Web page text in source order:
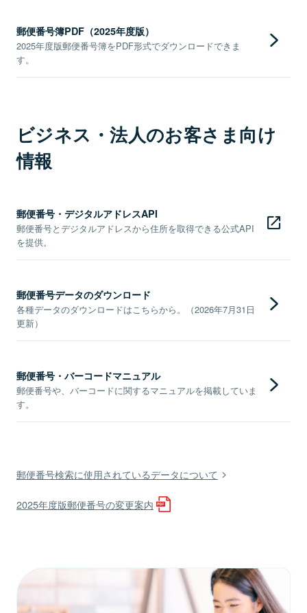
郵便番号簿PDF（2025年度版）
2025年度版郵便番号簿をPDF形式でダウンロードできま
す。
ビジネス・法人のお客さま向け
情報
郵便番号・デジタルアドレスAPI
郵便番号とデジタルアドレスから住所を取得できる公式API
を提供。
郵便番号データのダウンロード
各種データのダウンロードはこちらから。（2026年7月31日
更新）
郵便番号・バーコードマニュアル
郵便番号や、バーコードに関するマニュアルを掲載していま
す。
郵便番号検索に使用されているデータについて
2025年度版郵便番号の変更案内